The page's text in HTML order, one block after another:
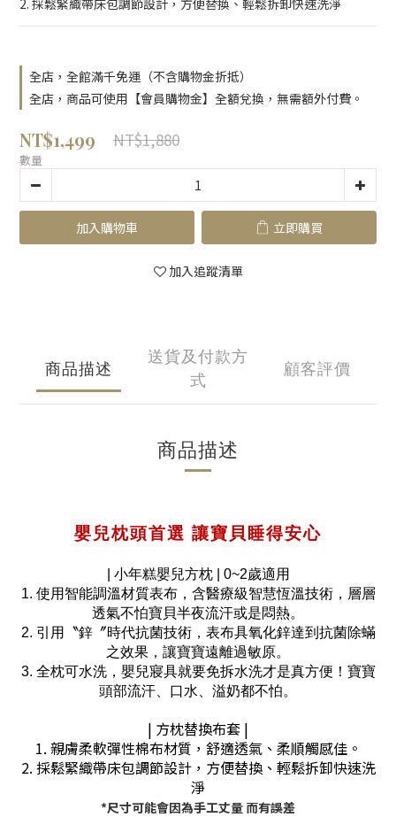
2. 採鬆緊織帶床包調節設計，方便替換、輕鬆拆卸快速洗淨
全店，全館滿千免運（不含購物金折抵）
全店，商品可使用【會員購物金】全額兌換，無需額外付費。
NT$1,499 NT$1,880
數量
加入購物車 立即購買
加入追蹤清單
商品描述
送貨及付款方
式
顧客評價
商品描述
嬰兒枕頭首選 讓寶貝睡得安心
| 小年糕嬰兒方枕 | 0~2歲適用
1. 使用智能調溫材質表布，含醫療級智慧恆溫技術，層層
透氣不怕寶貝半夜流汗或是悶熱。
2. 引用〝鋅〞時代抗菌技術，表布具氧化鋅達到抗菌除蟎
之效果，讓寶寶遠離過敏原。
3. 全枕可水洗，嬰兒寢具就要免拆水洗才是真方便！寶寶
頭部流汗、口水、溢奶都不怕。
| 方枕替換布套 |
1. 親膚柔軟彈性棉布材質，舒適透氣、柔順觸感佳。
2. 採鬆緊織帶床包調節設計，方便替換、輕鬆拆卸快速洗
淨
*尺寸可能會因為手工丈量 而有誤差